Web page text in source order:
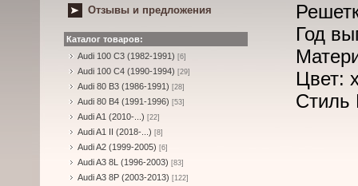
Отзывы и предложения
Каталог товаров:
Audi 100 C3 (1982-1991) [6]
Audi 100 C4 (1990-1994) [29]
Audi 80 B3 (1986-1991) [28]
Audi 80 B4 (1991-1996) [53]
Audi A1 (2010-...) [22]
Audi A1 II (2018-...) [8]
Audi A2 (1999-2005) [6]
Audi A3 8L (1996-2003) [83]
Audi A3 8P (2003-2013) [122]
Год
Цвет:
Стиль